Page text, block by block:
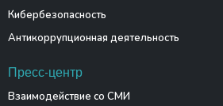
Кибербезопасность
Антикоррупционная деятельность
Пресс-центр
Взаимодействие со СМИ